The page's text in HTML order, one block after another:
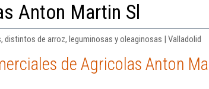
Anton Martin Sl
distintos de arroz, leguminosas y oleaginosas | Valladolid
de Agricolas Anton